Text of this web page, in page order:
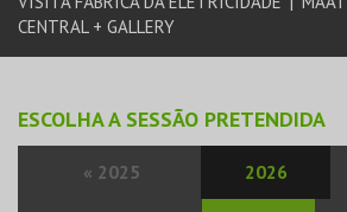
CARTÕES
CENTRAL + GALLERY
ESCOLHA A SESSÃO PRETENDIDA
« 2025 2026